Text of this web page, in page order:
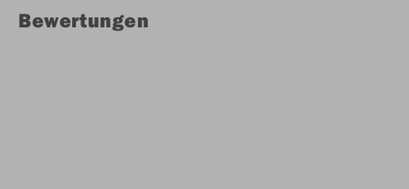
Bewertungen